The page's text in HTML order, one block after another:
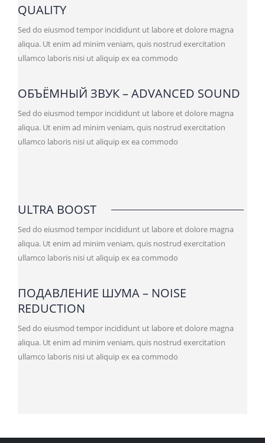
QUALITY
Sed do eiusmod tempor incididunt ut labore et dolore magna
aliqua. Ut enim ad minim veniam, quis nostrud exercitation
ullamco laboris nisi ut aliquip ex ea commodo
ОБЪЁМНЫЙ ЗВУК – ADVANCED SOUND
Sed do eiusmod tempor incididunt ut labore et dolore magna
aliqua. Ut enim ad minim veniam, quis nostrud exercitation
ullamco laboris nisi ut aliquip ex ea commodo
ULTRA BOOST
Sed do eiusmod tempor incididunt ut labore et dolore magna
aliqua. Ut enim ad minim veniam, quis nostrud exercitation
ullamco laboris nisi ut aliquip ex ea commodo
ПОДАВЛЕНИЕ ШУМА – NOISE
REDUCTION
Sed do eiusmod tempor incididunt ut labore et dolore magna
aliqua. Ut enim ad minim veniam, quis nostrud exercitation
ullamco laboris nisi ut aliquip ex ea commodo